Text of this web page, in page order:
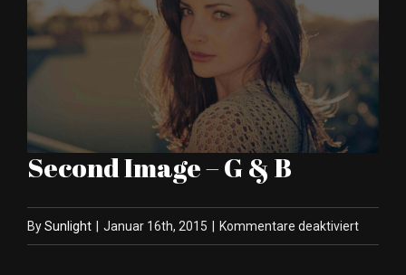
Second Image – G & B
BySunlight Januar 16th, 2015 Kommentare deaktiviertfür